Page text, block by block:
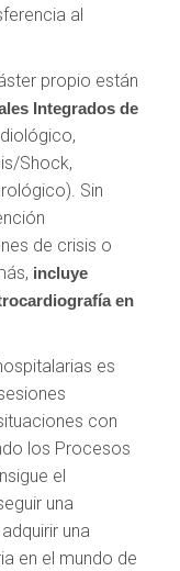
al
propio están
Integrados de
Shock,
Sin
de crisis o
incluye
en
es
con
los Procesos
el
una
una
en el mundo de